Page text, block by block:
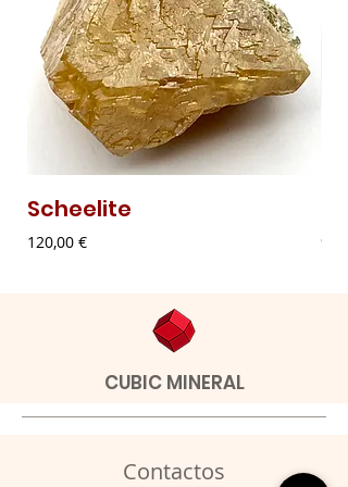
Scheelite
Preço
120,00 € 9,00
CUBIC MINERAL
Contactos